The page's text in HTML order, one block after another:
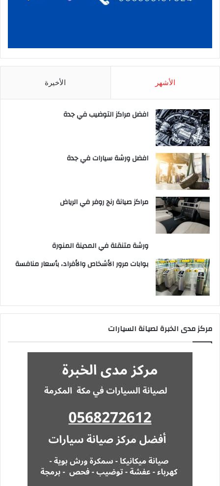
الأشهر الأخيرة
افضل مراكز التوضيب في جدة
افضل ورشة سيارات في جدة
مراكز صيانة رنج روفر في الرياض
ورشة متنقلة في المدينة المنورة
بوابات مرور الأشخاص والأفراد، بأسعار منافسة
مركز مدى الخبرة لصيانة السيارات